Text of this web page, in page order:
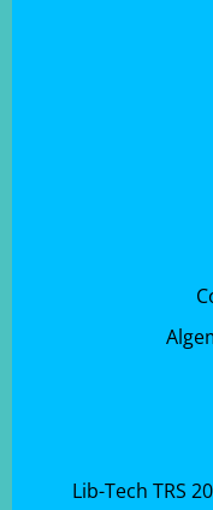
Lib-Tech TRS